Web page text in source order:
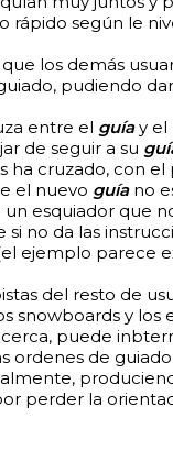
rápido según le
los demás
pudiendo
entre el guíay el
de seguir a su
ha cruzado, con
el nuevo guíano
esquiador que
si no da las
ejemplo parece
del resto de
snowboards y los
puede
ordenes de
perder la